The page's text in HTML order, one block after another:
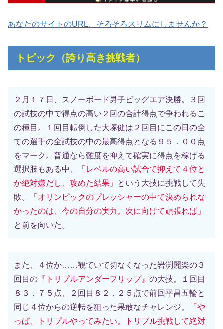
あなたのサイトのURL、そろそろスリムにしませんか？
トピック（誇り高き挑戦者）
２月１７日、スノーボード男子ビッグエア決勝。３回
の試技の中で得点の高い２回の合計得点で争われるこ
の種目。１回目転倒した大塚健は２回目にこの日の全
ての選手の全試技の中の最高得点となる９５．００点
をマーク。普通なら難度を抑えて確実に得点を稼げる
選択肢もある中、
「レベルの高い試合で抑えて４位と
か絶対嫌だし、攻めた結果」
という大技に挑戦して失
敗。
「オリンピックのプレッシャーの中で決められな
かったのは、今の自分の実力。次に向けて頑張れば」
と前を向いた。
また、４位か……観ていて切なくなった岩渕麗楽の３
回目の 『トリプルアンダーフリップ』 の大技。１回目
８３．７５点、２回目８２．２５点で前回平昌五輪と
同じ４位からの逆転を狙った果敢なチャレンジ。
「や
っぱ、トリプルやってみたい。トリプル挑戦して絶対